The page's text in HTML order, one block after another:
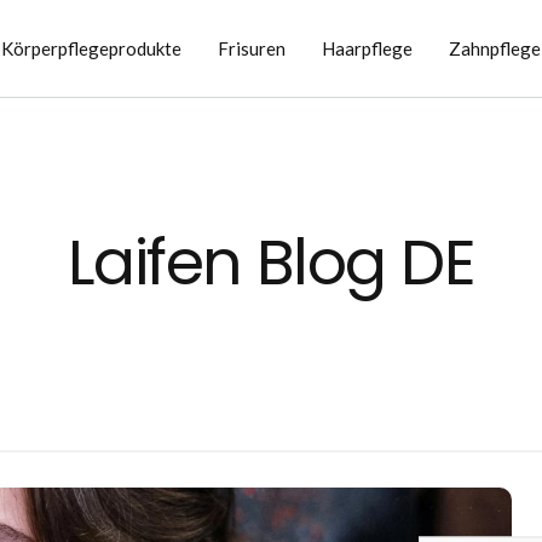
Körperpflegeprodukte Frisuren Haarpflege Zahnpflege
Laifen Blog DE